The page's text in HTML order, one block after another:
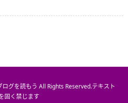
グを読もう All Rights Reserved.テキスト
固く禁じます